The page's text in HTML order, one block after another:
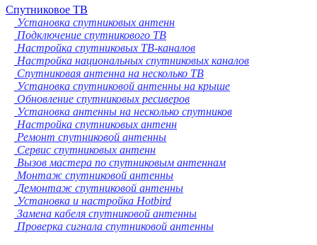
Спутниковое ТВ
Установка спутниковых антенн
Подключение спутникового ТВ
Настройка спутниковых ТВ-каналов
Настройка национальных спутниковых каналов
Спутниковая антенна на несколько ТВ
Установка спутниковой антенны на крыше
Обновление спутниковых ресиверов
Установка антенны на несколько спутников
Настройка спутниковых антенн
Ремонт спутниковой антенны
Сервис спутниковых антенн
Вызов мастера по спутниковым антеннам
Монтаж спутниковой антенны
Демонтаж спутниковой антенны
Установка и настройка Hotbird
Замена кабеля спутниковой антенны
Проверка сигнала спутниковой антенны